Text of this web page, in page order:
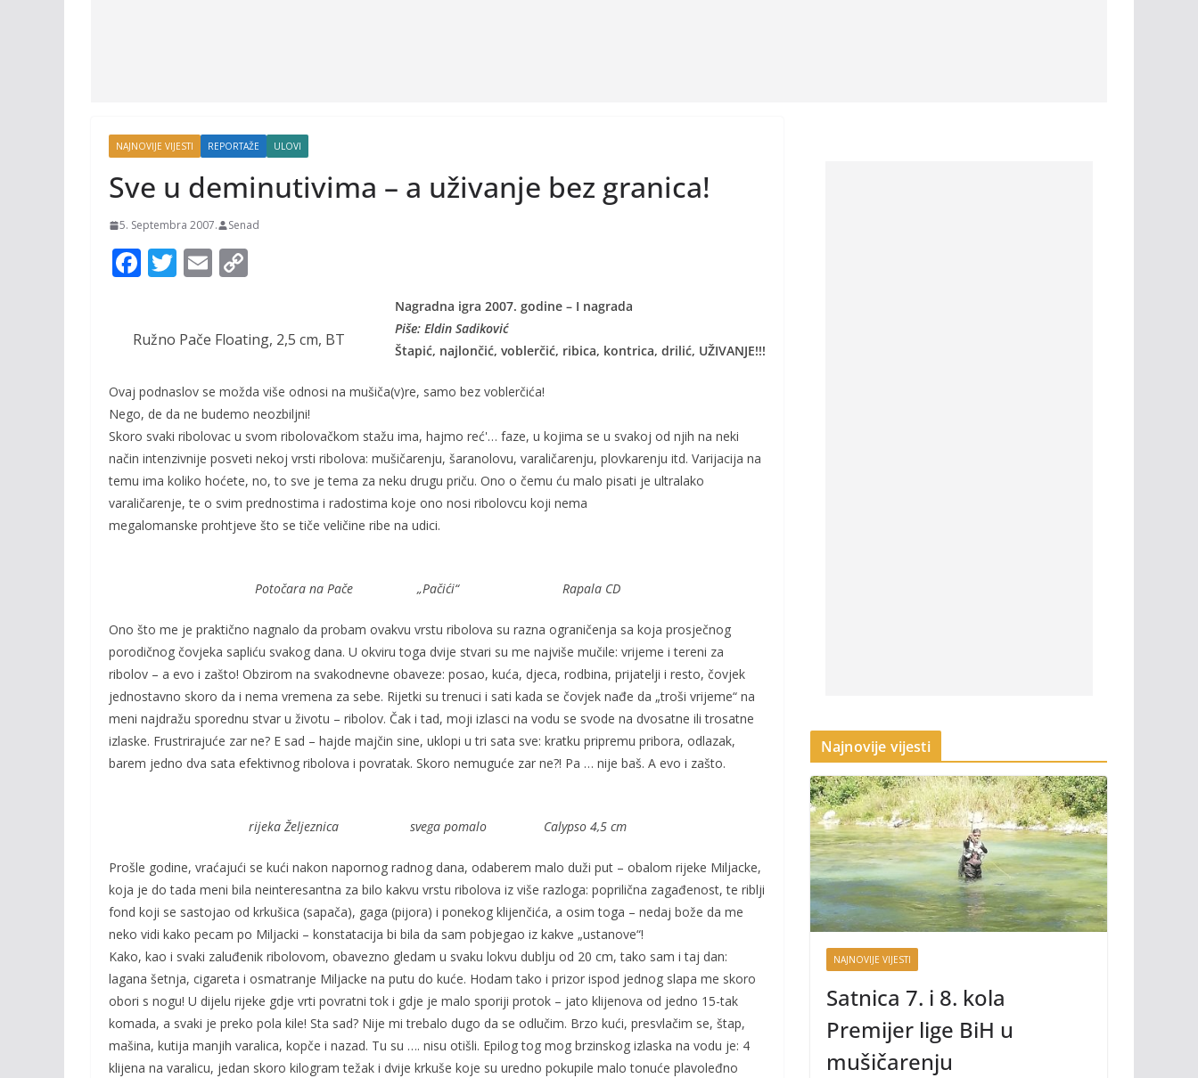
NAJNOVIJE VIJESTI REPORTAŽE ULOVI
Sve u deminutivima – a uživanje bez granica!
5. Septembra 2007. Senad
F
b
o
k
T
er
E
l y
Li
n
k
Ružno Pače Floating, 2,5 cm, BT
Nagradna igra 2007. godine – I nagrada
Piše: Eldin Sadiković
Štapić, najlončić, voblerčić, ribica, kontrica, drilić, UŽIVANJE!!!
Ovaj podnaslov se možda više odnosi na mušiča(v)re, samo bez voblerčića!
Nego, de da ne budemo neozbiljni!
Skoro svaki ribolovac u svom ribolovačkom stažu ima, hajmo reć'… faze, u kojima se u svakoj od njih na neki
način intenzivnije posveti nekoj vrsti ribolova: mušičarenju, šaranolovu, varaličarenju, plovkarenju itd. Varijacija na
temu ima koliko hoćete, no, to sve je tema za neku drugu priču. Ono o čemu ću malo pisati je ultralako
varaličarenje, te o svim prednostima i radostima koje ono nosi ribolovcu koji nema
megalomanske prohtjeve što se tiče veličine ribe na udici.
Potočara na Pače „Pačići“ Rapala CD
Ono što me je praktično nagnalo da probam ovakvu vrstu ribolova su razna ograničenja sa koja prosječnog
porodičnog čovjeka sapliću svakog dana. U okviru toga dvije stvari su me najviše mučile: vrijeme i tereni za
ribolov – a evo i zašto! Obzirom na svakodnevne obaveze: posao, kuća, djeca, rodbina, prijatelji i resto, čovjek
jednostavno skoro da i nema vremena za sebe. Rijetki su trenuci i sati kada se čovjek nađe da „troši vrijeme“ na
meni najdražu sporednu stvar u životu – ribolov. Čak i tad, moji izlasci na vodu se svode na dvosatne ili trosatne
izlaske. Frustrirajuće zar ne? E sad – hajde majčin sine, uklopi u tri sata sve: kratku pripremu pribora, odlazak,
barem jedno dva sata efektivnog ribolova i povratak. Skoro nemuguće zar ne?! Pa … nije baš. A evo i zašto.
rijeka Željeznica svega pomalo Calypso 4,5 cm
Prošle godine, vraćajući se kući nakon napornog radnog dana, odaberem malo duži put – obalom rijeke Miljacke,
koja je do tada meni bila neinteresantna za bilo kakvu vrstu ribolova iz više razloga: poprilična zagađenost, te riblji
fond koji se sastojao od krkušica (sapača), gaga (pijora) i ponekog klijenčića, a osim toga – nedaj bože da me
neko vidi kako pecam po Miljacki – konstatacija bi bila da sam pobjegao iz kakve „ustanove“!
Kako, kao i svaki zaluđenik ribolovom, obavezno gledam u svaku lokvu dublju od 20 cm, tako sam i taj dan:
lagana šetnja, cigareta i osmatranje Miljacke na putu do kuće. Hodam tako i prizor ispod jednog slapa me skoro
obori s nogu! U dijelu rijeke gdje vrti povratni tok i gdje je malo sporiji protok – jato klijenova od jedno 15-tak
komada, a svaki je preko pola kile! Sta sad? Nije mi trebalo dugo da se odlučim. Brzo kući, presvlačim se, štap,
mašina, kutija manjih varalica, kopče i nazad. Tu su …. nisu otišli. Epilog tog mog brzinskog izlaska na vodu je: 4
klijena na varalicu, jedan skoro kilogram težak i dvije krkuše koje su uredno pokupile malo tonuće plavoleđno
Najnovije vijesti
NAJNOVIJE VIJESTI
Satnica 7. i 8. kola
Premijer lige BiH u
mušičarenju